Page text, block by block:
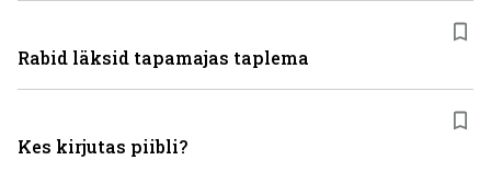
Rabid läksid tapamajas taplema
Kes kirjutas piibli?